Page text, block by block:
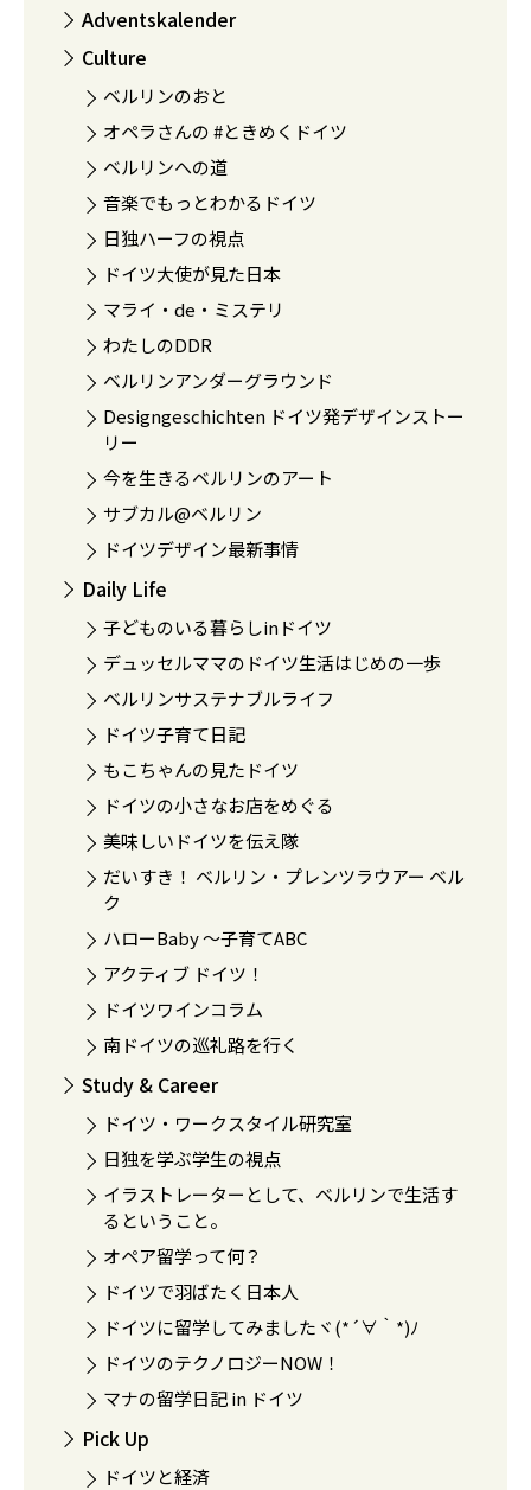
Adventskalender
Culture
ベルリンのおと
オペラさんの #ときめくドイツ
ベルリンへの道
音楽でもっとわかるドイツ
日独ハーフの視点
ドイツ大使が見た日本
マライ・de・ミステリ
わたしのDDR
ベルリンアンダーグラウンド
Designgeschichten ドイツ発デザインストー
リー
今を生きるベルリンのアート
サブカル@ベルリン
ドイツデザイン最新事情
Daily Life
子どものいる暮らしinドイツ
デュッセルママのドイツ生活はじめの一歩
ベルリンサステナブルライフ
ドイツ子育て日記
もこちゃんの見たドイツ
ドイツの小さなお店をめぐる
美味しいドイツを伝え隊
だいすき！ ベルリン・プレンツラウアー ベル
ク
ハローBaby 〜子育てABC
アクティブ ドイツ！
ドイツワインコラム
南ドイツの巡礼路を行く
Study & Career
ドイツ・ワークスタイル研究室
日独を学ぶ学生の視点
イラストレーターとして、ベルリンで生活す
るということ。
オペア留学って何？
ドイツで羽ばたく日本人
ドイツに留学してみましたヾ(*´∀｀*)ﾉ
ドイツのテクノロジーNOW！
マナの留学日記 in ドイツ
Pick Up
ドイツと経済